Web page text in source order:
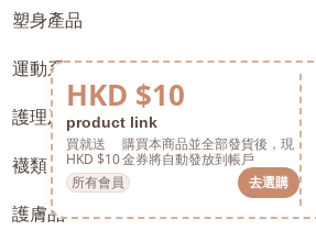
塑身產品
運動系列
護理及配件
襪類
護膚品
HKD $10
product link
買就送
HKD $10
購買本商品並全部發貨後，現
金券將自動發放到帳戶
所有會員
去選購